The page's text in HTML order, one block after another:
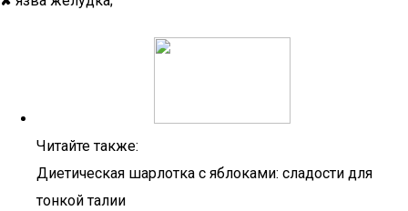
Читайте также:
Диетическая шарлотка с яблоками: сладости для
тонкой талии